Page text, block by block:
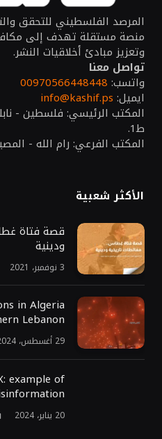
المرصد الفلسطيني للتحقق
منصة مستقلة تهدف إلى
وتعزيز مبادئ أخلاقيات النشر.
تواصل معنا
واتسب: 00970566448448
ايميل: info@kashif.ps
المكتب الرئيسي: فلسطين -
ط1.
المكتب الفرعي: رام الله -
الأكثر شعبية
قصة فتاة
ودينية
3 نوفمبر، 2021
in Algeria
Lebanon
29 أغسطس، 2024
example of
20 يناير، 2024